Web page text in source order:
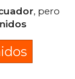
, pero